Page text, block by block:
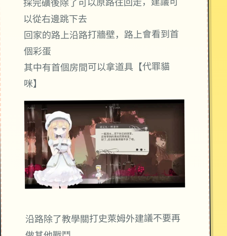
以從右邊跳下去
回家的路上沿路打牆壁，路上會看到首
個彩蛋
其中有首個房間可以拿道具【代罪貓
咪】
沿路除了教學關打史萊姆外建議不要再